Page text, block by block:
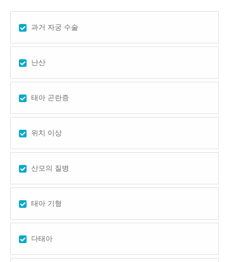
과거 자궁 수술
난산
태아 곤란증
위치 이상
산모의 질병
태아 기형
다태아